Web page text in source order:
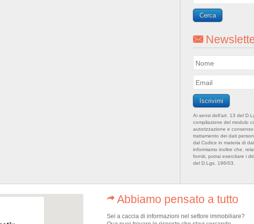
Ai sensi dell’art. 13 del
compilazione del modulo
autorizzazione e
trattamento dei dati
dal Codice in materia di
informiamo inoltre che,
forniti, potrai esercitare i
del D.Lgs. 196/03.
Abbiamo pensato a tutto
Sei a caccia di informazioni nel settore immobiliare?